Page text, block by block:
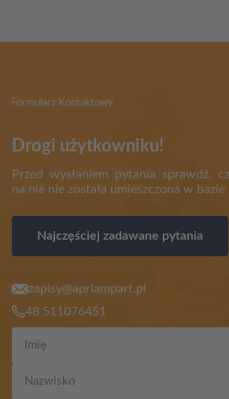
Formularz Kontaktowy
Drogi użytkowniku!
Przed wysłaniem pytania sprawdź,
na nie nie została umieszczona w bazie
Najczęściej zadawane pytania
zapisy@aprlampart.pl
48 511076451